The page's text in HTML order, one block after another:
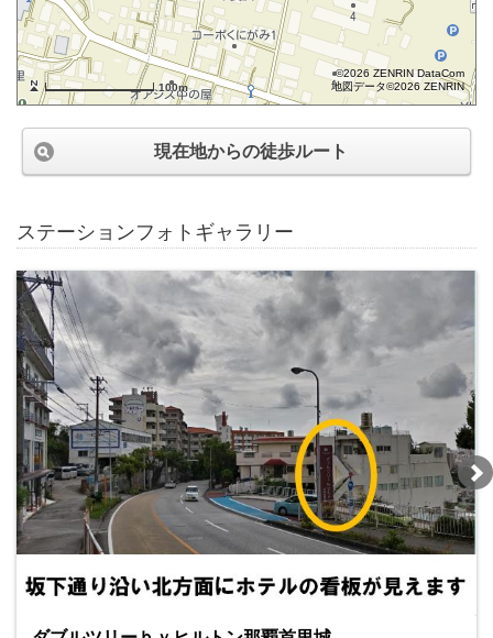
100m
©2026 ZENRIN DataCom
地図データ©2026 ZENRIN
現在地からの徒歩ルート
ステーションフォトギャラリー